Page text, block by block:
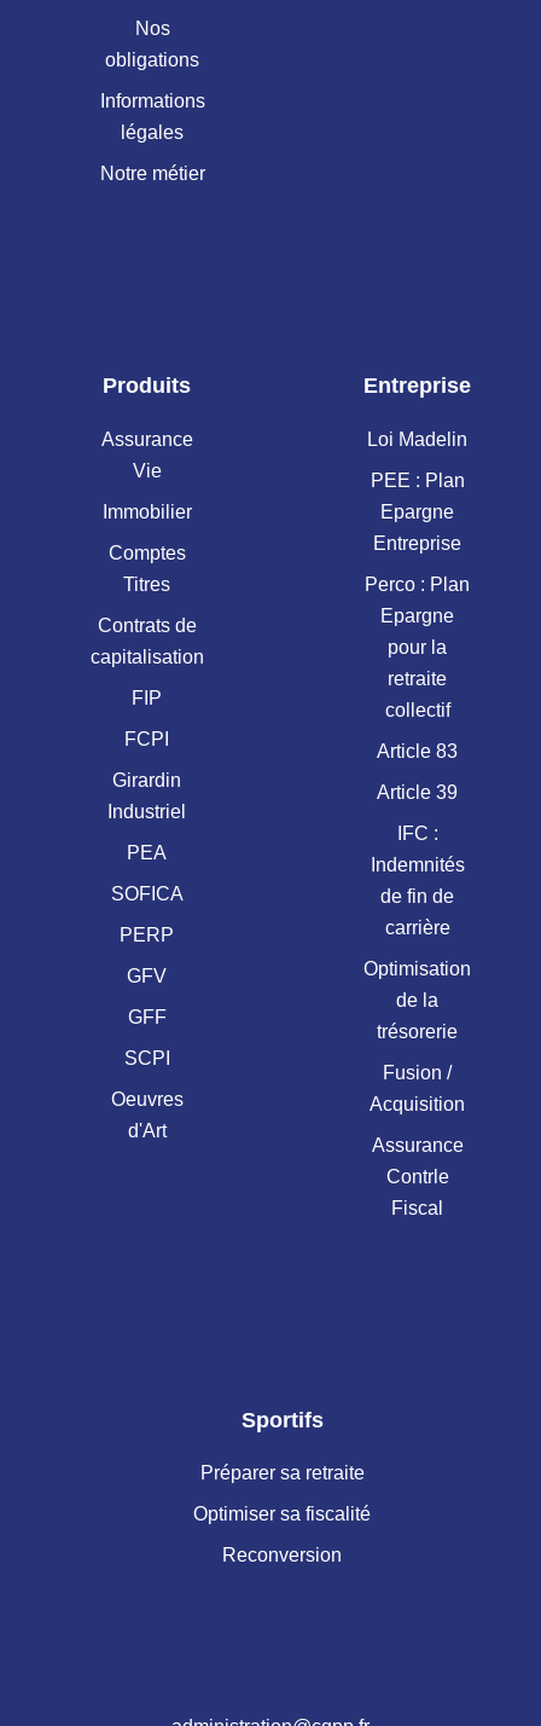
Nos
obligations
Informations
légales
Notre métier
Produits
Assurance
Vie
Immobilier
Comptes
Titres
Contrats de
capitalisation
FIP
FCPI
Girardin
Industriel
PEA
SOFICA
PERP
GFV
GFF
SCPI
Oeuvres
d'Art
Entreprise
Loi Madelin
PEE : Plan
Epargne
Entreprise
Perco : Plan
Epargne
pour la
retraite
collectif
Article 83
Article 39
IFC :
Indemnités
de fin de
carrière
Optimisation
de la
trésorerie
Fusion /
Acquisition
Assurance
Contrle
Fiscal
Sportifs
Préparer sa retraite
Optimiser sa fiscalité
Reconversion